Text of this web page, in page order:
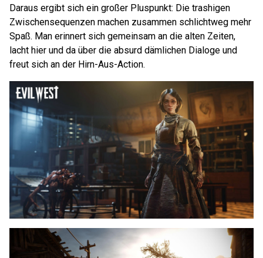
Daraus ergibt sich ein großer Pluspunkt: Die trashigen
Zwischensequenzen machen zusammen schlichtweg mehr
Spaß. Man erinnert sich gemeinsam an die alten Zeiten,
lacht hier und da über die absurd dämlichen Dialoge und
freut sich an der Hirn-Aus-Action.